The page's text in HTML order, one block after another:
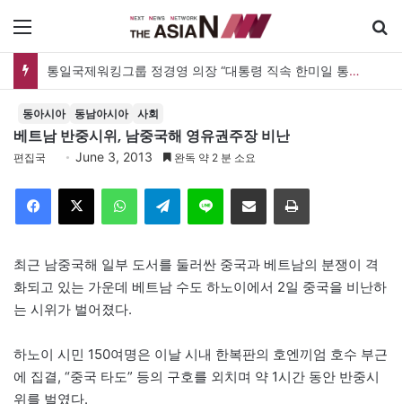
통일국제워킹그룹 정경영 의장 “대통령 직속 한미일 통일TF 설치해 통일한국 마스터플랜을”
동아시아 동남아시아 사회
베트남 반중시위, 남중국해 영유권주장 비난
편집국 June 3, 2013 완독 약 2 분 소요
Telegram 이메일
최근 남중국해 일부 도서를 둘러싼 중국과 베트남의 분쟁이 격
화되고 있는 가운데 베트남 수도 하노이에서 2일 중국을 비난하
는 시위가 벌어졌다.
하노이 시민 150여명은 이날 시내 한복판의 호엔끼엄 호수 부근
에 집결, “중국 타도” 등의 구호를 외치며 약 1시간 동안 반중시
위를 벌였다.